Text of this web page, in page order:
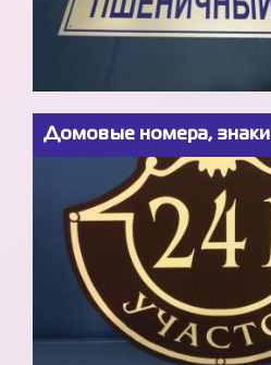
Домовые номера, знаки